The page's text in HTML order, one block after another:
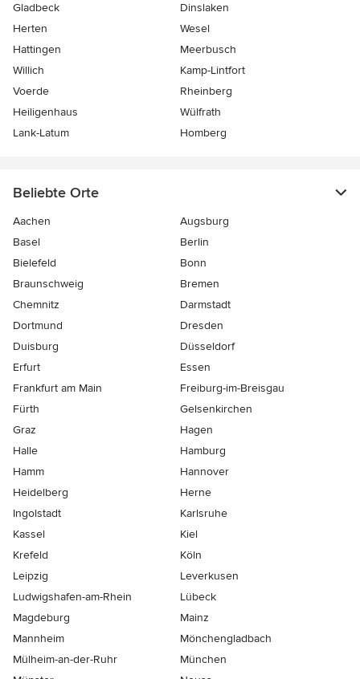
Gladbeck
Dinslaken
Herten
Wesel
Hattingen
Meerbusch
Willich
Kamp-Lintfort
Voerde
Rheinberg
Heiligenhaus
Wülfrath
Lank-Latum
Homberg
Beliebte Orte
Aachen
Augsburg
Basel
Berlin
Bielefeld
Bonn
Braunschweig
Bremen
Chemnitz
Darmstadt
Dortmund
Dresden
Duisburg
Düsseldorf
Erfurt
Essen
Frankfurt am Main
Freiburg-im-Breisgau
Fürth
Gelsenkirchen
Graz
Hagen
Halle
Hamburg
Hamm
Hannover
Heidelberg
Herne
Ingolstadt
Karlsruhe
Kassel
Kiel
Krefeld
Köln
Leipzig
Leverkusen
Ludwigshafen-am-Rhein
Lübeck
Magdeburg
Mainz
Mannheim
Mönchen­gladbach
Mülheim-an-der-Ruhr
München